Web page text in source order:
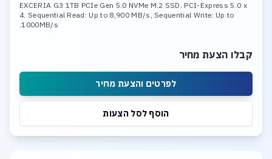
EXCERIA G3 1TB PCIe Gen 5.0 NVMe M.2 SSD. PCI-Express 5.0 x
4. Sequential Read: Up to 8,900 MB/s, Sequential Write: Up to
1000MB/s.
קבלו הצעת מחיר
לפרטים והצעת מחיר
הוסף לסל הצעות